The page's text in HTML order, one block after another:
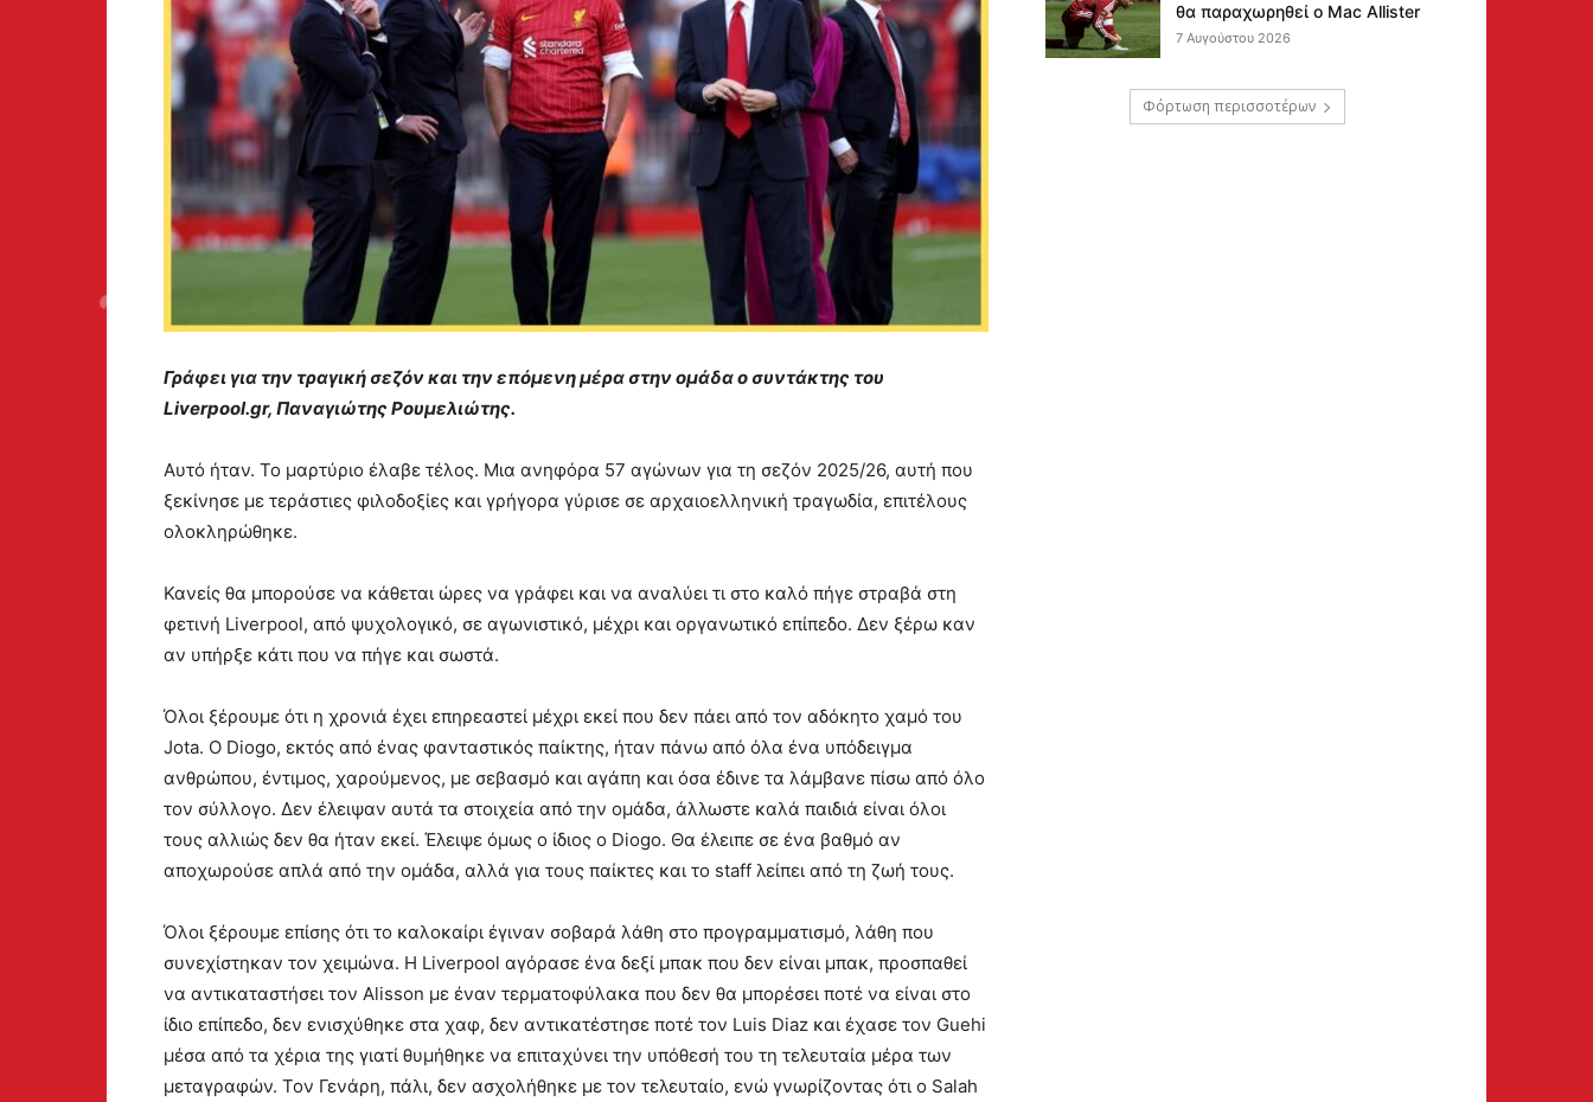
Γράφει για την τραγική σεζόν και την επόμενη μέρα στην ομάδα ο συντάκτης του
Liverpool.gr, Παναγιώτης Ρουμελιώτης.
Αυτό ήταν. Το μαρτύριο έλαβε τέλος. Μια ανηφόρα 57 αγώνων για τη σεζόν 2025/26, αυτή που
ξεκίνησε με τεράστιες φιλοδοξίες και γρήγορα γύρισε σε αρχαιοελληνική τραγωδία, επιτέλους
ολοκληρώθηκε.
Κανείς θα μπορούσε να κάθεται ώρες να γράφει και να αναλύει τι στο καλό πήγε στραβά στη
φετινή Liverpool, από ψυχολογικό, σε αγωνιστικό, μέχρι και οργανωτικό επίπεδο. Δεν ξέρω καν
αν υπήρξε κάτι που να πήγε και σωστά.
Όλοι ξέρουμε ότι η χρονιά έχει επηρεαστεί μέχρι εκεί που δεν πάει από τον αδόκητο χαμό του
Jota. Ο Diogo, εκτός από ένας φανταστικός παίκτης, ήταν πάνω από όλα ένα υπόδειγμα
ανθρώπου, έντιμος, χαρούμενος, με σεβασμό και αγάπη και όσα έδινε τα λάμβανε πίσω από όλο
τον σύλλογο. Δεν έλειψαν αυτά τα στοιχεία από την ομάδα, άλλωστε καλά παιδιά είναι όλοι
τους αλλιώς δεν θα ήταν εκεί. Έλειψε όμως ο ίδιος ο Diogo. Θα έλειπε σε ένα βαθμό αν
αποχωρούσε απλά από την ομάδα, αλλά για τους παίκτες και το staff λείπει από τη ζωή τους.
Όλοι ξέρουμε επίσης ότι το καλοκαίρι έγιναν σοβαρά λάθη στο προγραμματισμό, λάθη που
συνεχίστηκαν τον χειμώνα. Η Liverpool αγόρασε ένα δεξί μπακ που δεν είναι μπακ, προσπαθεί
να αντικαταστήσει τον Alisson με έναν τερματοφύλακα που δεν θα μπορέσει ποτέ να είναι στο
ίδιο επίπεδο, δεν ενισχύθηκε στα χαφ, δεν αντικατέστησε ποτέ τον Luis Diaz και έχασε τον Guehi
μέσα από τα χέρια της γιατί θυμήθηκε να επιταχύνει την υπόθεσή του τη τελευταία μέρα των
μεταγραφών. Τον Γενάρη, πάλι, δεν ασχολήθηκε με τον τελευταίο, ενώ γνωρίζοντας ότι ο Salah
θα παραχωρηθεί ο Mac Allister
7 Αυγούστου 2026
Φόρτωση περισσοτέρων